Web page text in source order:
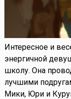
Интересное и
энергичной
школу. Она
лучшими
Мики, Юри и